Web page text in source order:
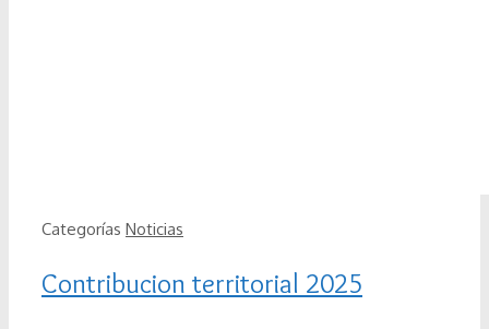
Categorías Noticias
Contribucion territorial 2025